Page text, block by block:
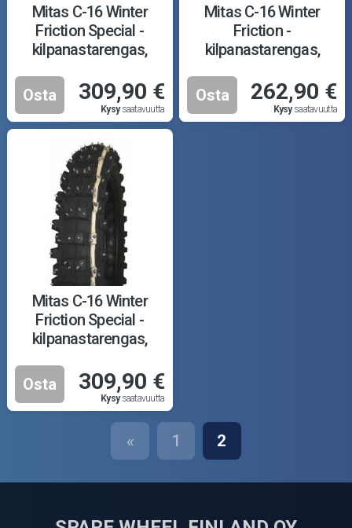
Mitas C-16 Winter
Friction Special -
kilpanastarengas,
Osta
309,90 €
Kysysaatavuutta
Mitas C-16 Winter
Friction -
kilpanastarengas,
Osta
262,90 €
Kysysaatavuutta
Mitas C-16 Winter
Friction Special -
kilpanastarengas,
Osta
309,90 €
Kysysaatavuutta
« 1 2